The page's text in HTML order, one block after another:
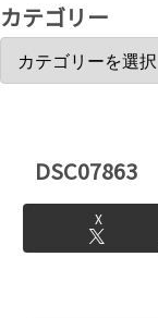
カテゴリー
DSC07863
X